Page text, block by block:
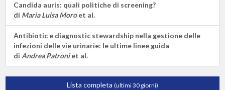
Candida auris: quali politiche di screening?
di Maria Luisa Moroet al.
Antibiotic e diagnostic stewardship nella gestione delle
infezioni delle vie urinarie: le ultime linee guida
di Andrea Patroniet al.
Lista completa (ultimi 30 giorni)